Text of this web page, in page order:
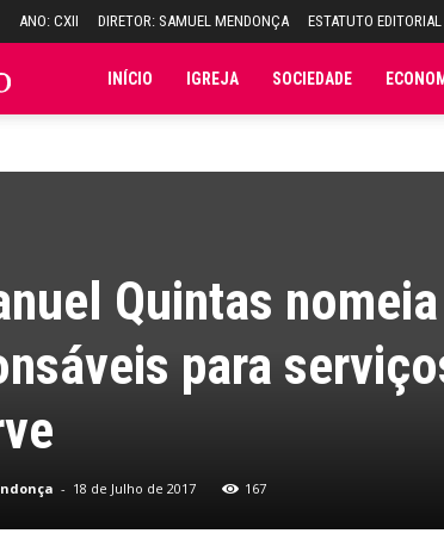
ANO: CXII DIRETOR: SAMUEL MENDONÇA ESTATUTO EDITORIAL
Folha INÍCIO IGREJA SOCIEDADE
Quintas
para
- 18 de Julho de 2017 167